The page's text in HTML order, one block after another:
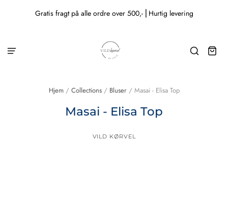
Gratis fragt på alle ordre over 500,- ⎜Hurtig levering
Hjem / Collections / Bluser / Masai - Elisa Top
Masai - Elisa Top
VILD KØRVEL